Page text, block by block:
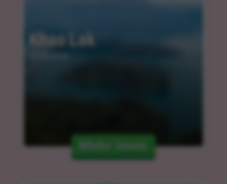
Khao Lak
Mehr lesen